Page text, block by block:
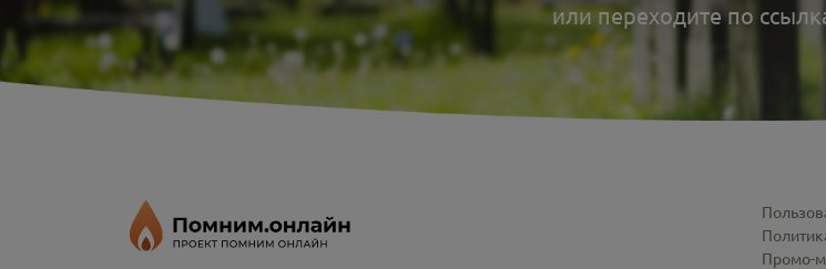
или переходите по
Промо-